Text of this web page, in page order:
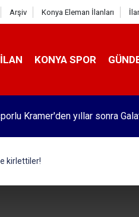
Arşiv Konya Eleman İlanları
KONYA SPOR
Kramer'den yıllar sonra
kirlettiler!